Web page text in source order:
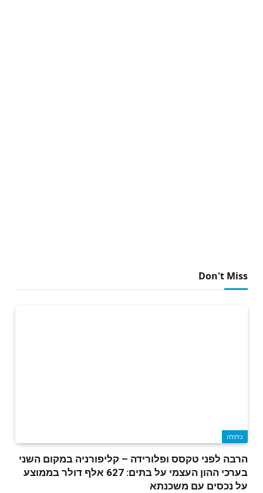
Don't Miss
כלכלה
הרבה לפני טקסס ופלורידה – קליפורניה במקום השני
בערכי ההון העצמי על בתים: 627 אלף דולר בממוצע
על נכסים עם משכנתא